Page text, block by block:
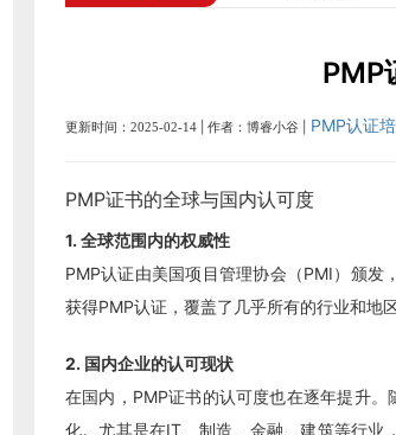
PMP
更新时间： 2025-02-14 作者：博睿小谷 PMP认证
PMP证书的全球与国内认可度
1. 全球范围内的权威性
PMP认证由美国项目管理协会（PMI）颁
获得PMP认证，覆盖了几乎所有的行业和地
2. 国内企业的认可现状
在国内，PMP证书的认可度也在逐年提升
化。尤其是在IT、制造、金融、建筑等行业